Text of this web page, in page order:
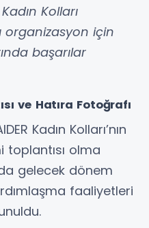
Kolları
organizasyon için
başarılar
ve Hatıra Fotoğrafı
Kadın Kolları’nın
olma
gelecek dönem
faaliyetleri